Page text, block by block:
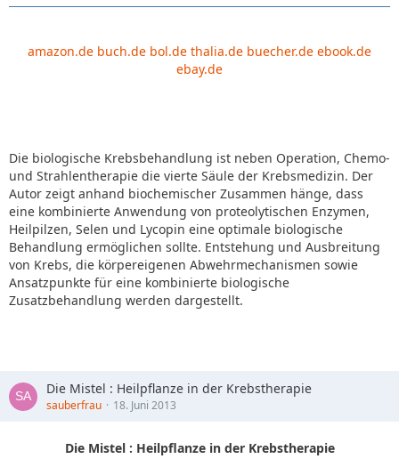
amazon.de buch.de bol.de thalia.de buecher.de ebook.de
ebay.de
Die biologische Krebsbehandlung ist neben Operation, Chemo-
und Strahlentherapie die vierte Säule der Krebsmedizin. Der
Autor zeigt anhand biochemischer Zusammen hänge, dass
eine kombinierte Anwendung von proteolytischen Enzymen,
Heilpilzen, Selen und Lycopin eine optimale biologische
Behandlung ermöglichen sollte. Entstehung und Ausbreitung
von Krebs, die körpereigenen Abwehrmechanismen sowie
Ansatzpunkte für eine kombinierte biologische
Zusatzbehandlung werden dargestellt.
Die Mistel : Heilpflanze in der Krebstherapie
sauberfrau 18. Juni 2013
Die Mistel : Heilpflanze in der Krebstherapie